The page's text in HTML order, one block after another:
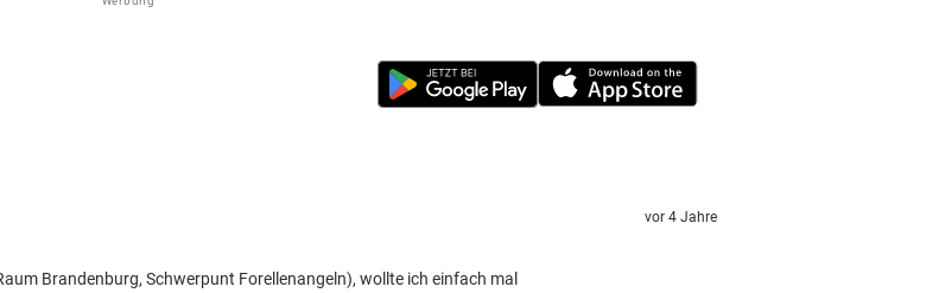
Brandenburg, Schwerpunt Forellenangeln), wollte ich einfach mal
vor 4 Jahre